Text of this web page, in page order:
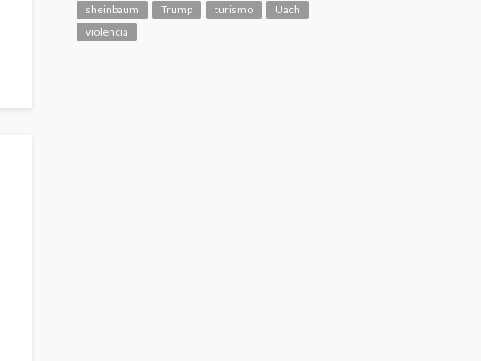
sheinbaum
Trump turismo
Uach
violencia